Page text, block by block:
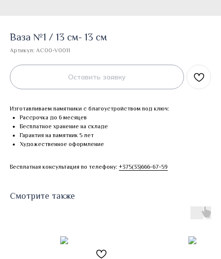
Ваза №1 / 13 см- 13 см
Артикул: AC00-V0011
Оставить заявку
Изготавливаем памятники с благоустройством под ключ:
Рассрочка до 6 месяцев
Бесплатное хранение на складе
Гарантия на памятник 5 лет
Художественное оформление
Бесплатная консультация по телефону: +375(33)666-67-59
Смотрите также